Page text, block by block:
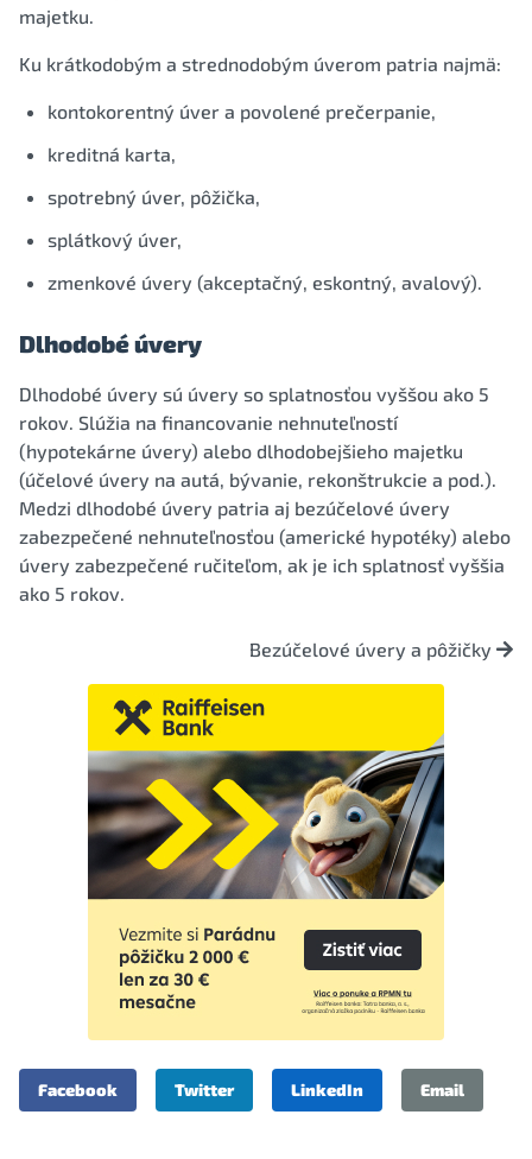
majetku.
Ku krátkodobým a strednodobým úverom patria najmä:
kontokorentný úver a povolené prečerpanie,
kreditná karta,
spotrebný úver, pôžička,
splátkový úver,
zmenkové úvery (akceptačný, eskontný, avalový).
Dlhodobé úvery
Dlhodobé úvery sú úvery so splatnosťou vyššou ako 5
rokov. Slúžia na financovanie nehnuteľností
(hypotekárne úvery) alebo dlhodobejšieho majetku
(účelové úvery na autá, bývanie, rekonštrukcie a pod.).
Medzi dlhodobé úvery patria aj bezúčelové úvery
zabezpečené nehnuteľnosťou (americké hypotéky) alebo
úvery zabezpečené ručiteľom, ak je ich splatnosť vyššia
ako 5 rokov.
Bezúčelové úvery a pôžičky
Facebook Twitter LinkedIn Email